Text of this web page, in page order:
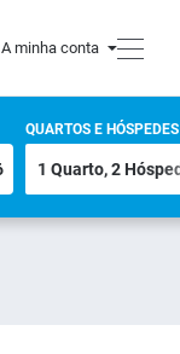
A minha conta
QUARTOS E HÓSPEDES